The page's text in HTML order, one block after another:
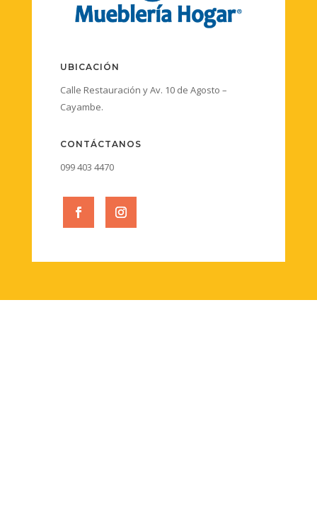
UBICACIÓN
Calle Restauración y Av. 10 de Agosto –
Cayambe.
CONTÁCTANOS
099 403 4470